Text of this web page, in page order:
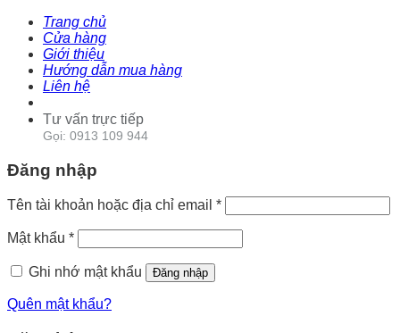
Trang chủ
Cửa hàng
Giới thiệu
Hướng dẫn mua hàng
Liên hệ
Tư vấn trực tiếp
Gọi: 0913 109 944
Đăng nhập
Tên tài khoản hoặc địa chỉ email *
Mật khẩu *
Ghi nhớ mật khẩu Đăng nhập
Quên mật khẩu?